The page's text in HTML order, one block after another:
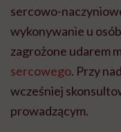
sercowo-
wykonywanie u
zagrożone udarem
sercowego. Przy
wcześniej
prowadzącym.